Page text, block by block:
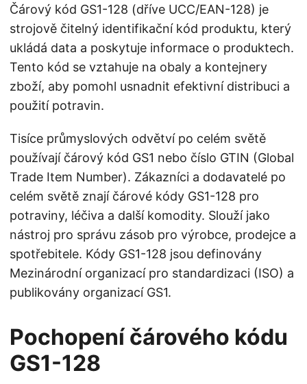
Čárový kód GS1-128 (dříve UCC/EAN-128) je
strojově čitelný identifikační kód produktu, který
ukládá data a poskytuje informace o produktech.
Tento kód se vztahuje na obaly a kontejnery
zboží, aby pomohl usnadnit efektivní distribuci a
použití potravin.
Tisíce průmyslových odvětví po celém světě
používají čárový kód GS1 nebo číslo GTIN (Global
Trade Item Number). Zákazníci a dodavatelé po
celém světě znají čárové kódy GS1-128 pro
potraviny, léčiva a další komodity. Slouží jako
nástroj pro správu zásob pro výrobce, prodejce a
spotřebitele. Kódy GS1-128 jsou definovány
Mezinárodní organizací pro standardizaci (ISO) a
publikovány organizací GS1.
Pochopení čárového kódu
GS1-128